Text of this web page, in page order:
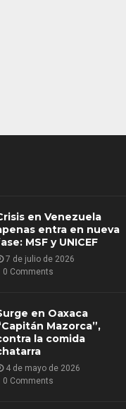
en Venezuela
entra en nueva
MSF y UNICEF
7 de julio de 2026
0 Comments
en Oaxaca
Mazorca”,
la comida
4 de mayo de 2026
0 Comments